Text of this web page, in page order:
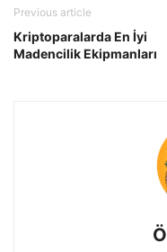
Previous article
Kriptoparalarda En İyi
Madencilik Ekipmanları